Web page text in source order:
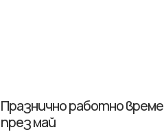
Празнично работно време
през май